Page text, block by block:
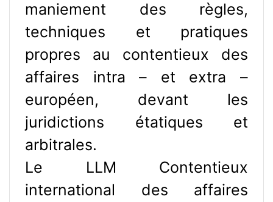
maniement des règles,
techniques et pratiques
propres au contentieux des
affaires intra – et extra –
européen, devant les
juridictions étatiques et
arbitrales.
Le LLM Contentieux
international des affaires